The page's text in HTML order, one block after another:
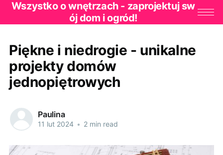
Wszystko o wnętrzach - zaprojektuj sw
ój dom i ogród!
Piękne i niedrogie - unikalne
projekty domów
jednopiętrowych
Paulina
11 lut 2024 • 2 min read